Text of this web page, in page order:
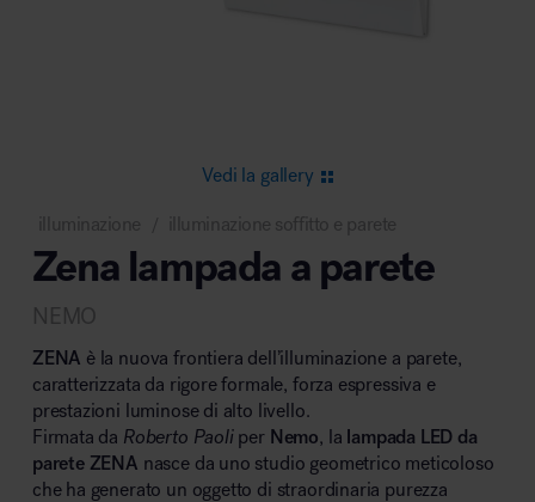
Area lounge e attesa
Area outdoor
Vedi la gallery
illuminazione illuminazione soffitto e parete
Zena lampada a parete
NEMO
ZENA è la nuova frontiera dell’illuminazione a parete,
caratterizzata da rigore formale, forza espressiva e
prestazioni luminose di alto livello.
Firmata da Roberto Paoliper Nemo, la lampada LED da
parete ZENA nasce da uno studio geometrico meticoloso
che ha generato un oggetto di straordinaria purezza